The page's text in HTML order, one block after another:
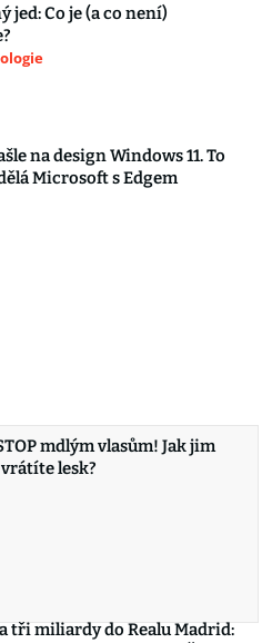
jed: Co je (a co není)
na design Windows 11. To
Microsoft s Edgem
mdlým vlasům! Jak jim
lesk?
tři miliardy do Realu Madrid: